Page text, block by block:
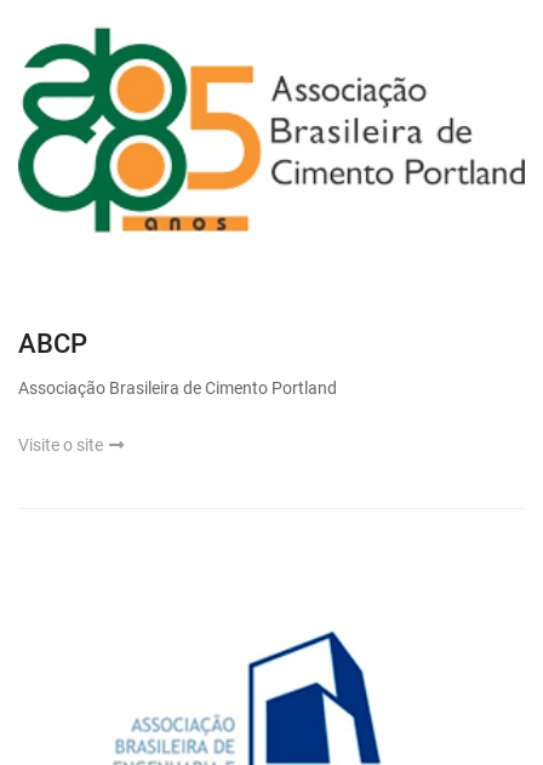
ABCP
Associação Brasileira de Cimento Portland
Visite o site